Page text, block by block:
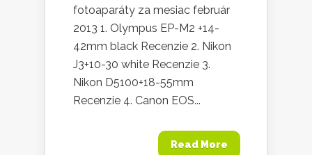
fotoaparáty za mesiac február
2013 1. Olympus EP-M2 +14-
42mm black Recenzie 2. Nikon
J3+10-30 white Recenzie 3.
Nikon D5100+18-55mm
Recenzie 4. Canon EOS...
Read More